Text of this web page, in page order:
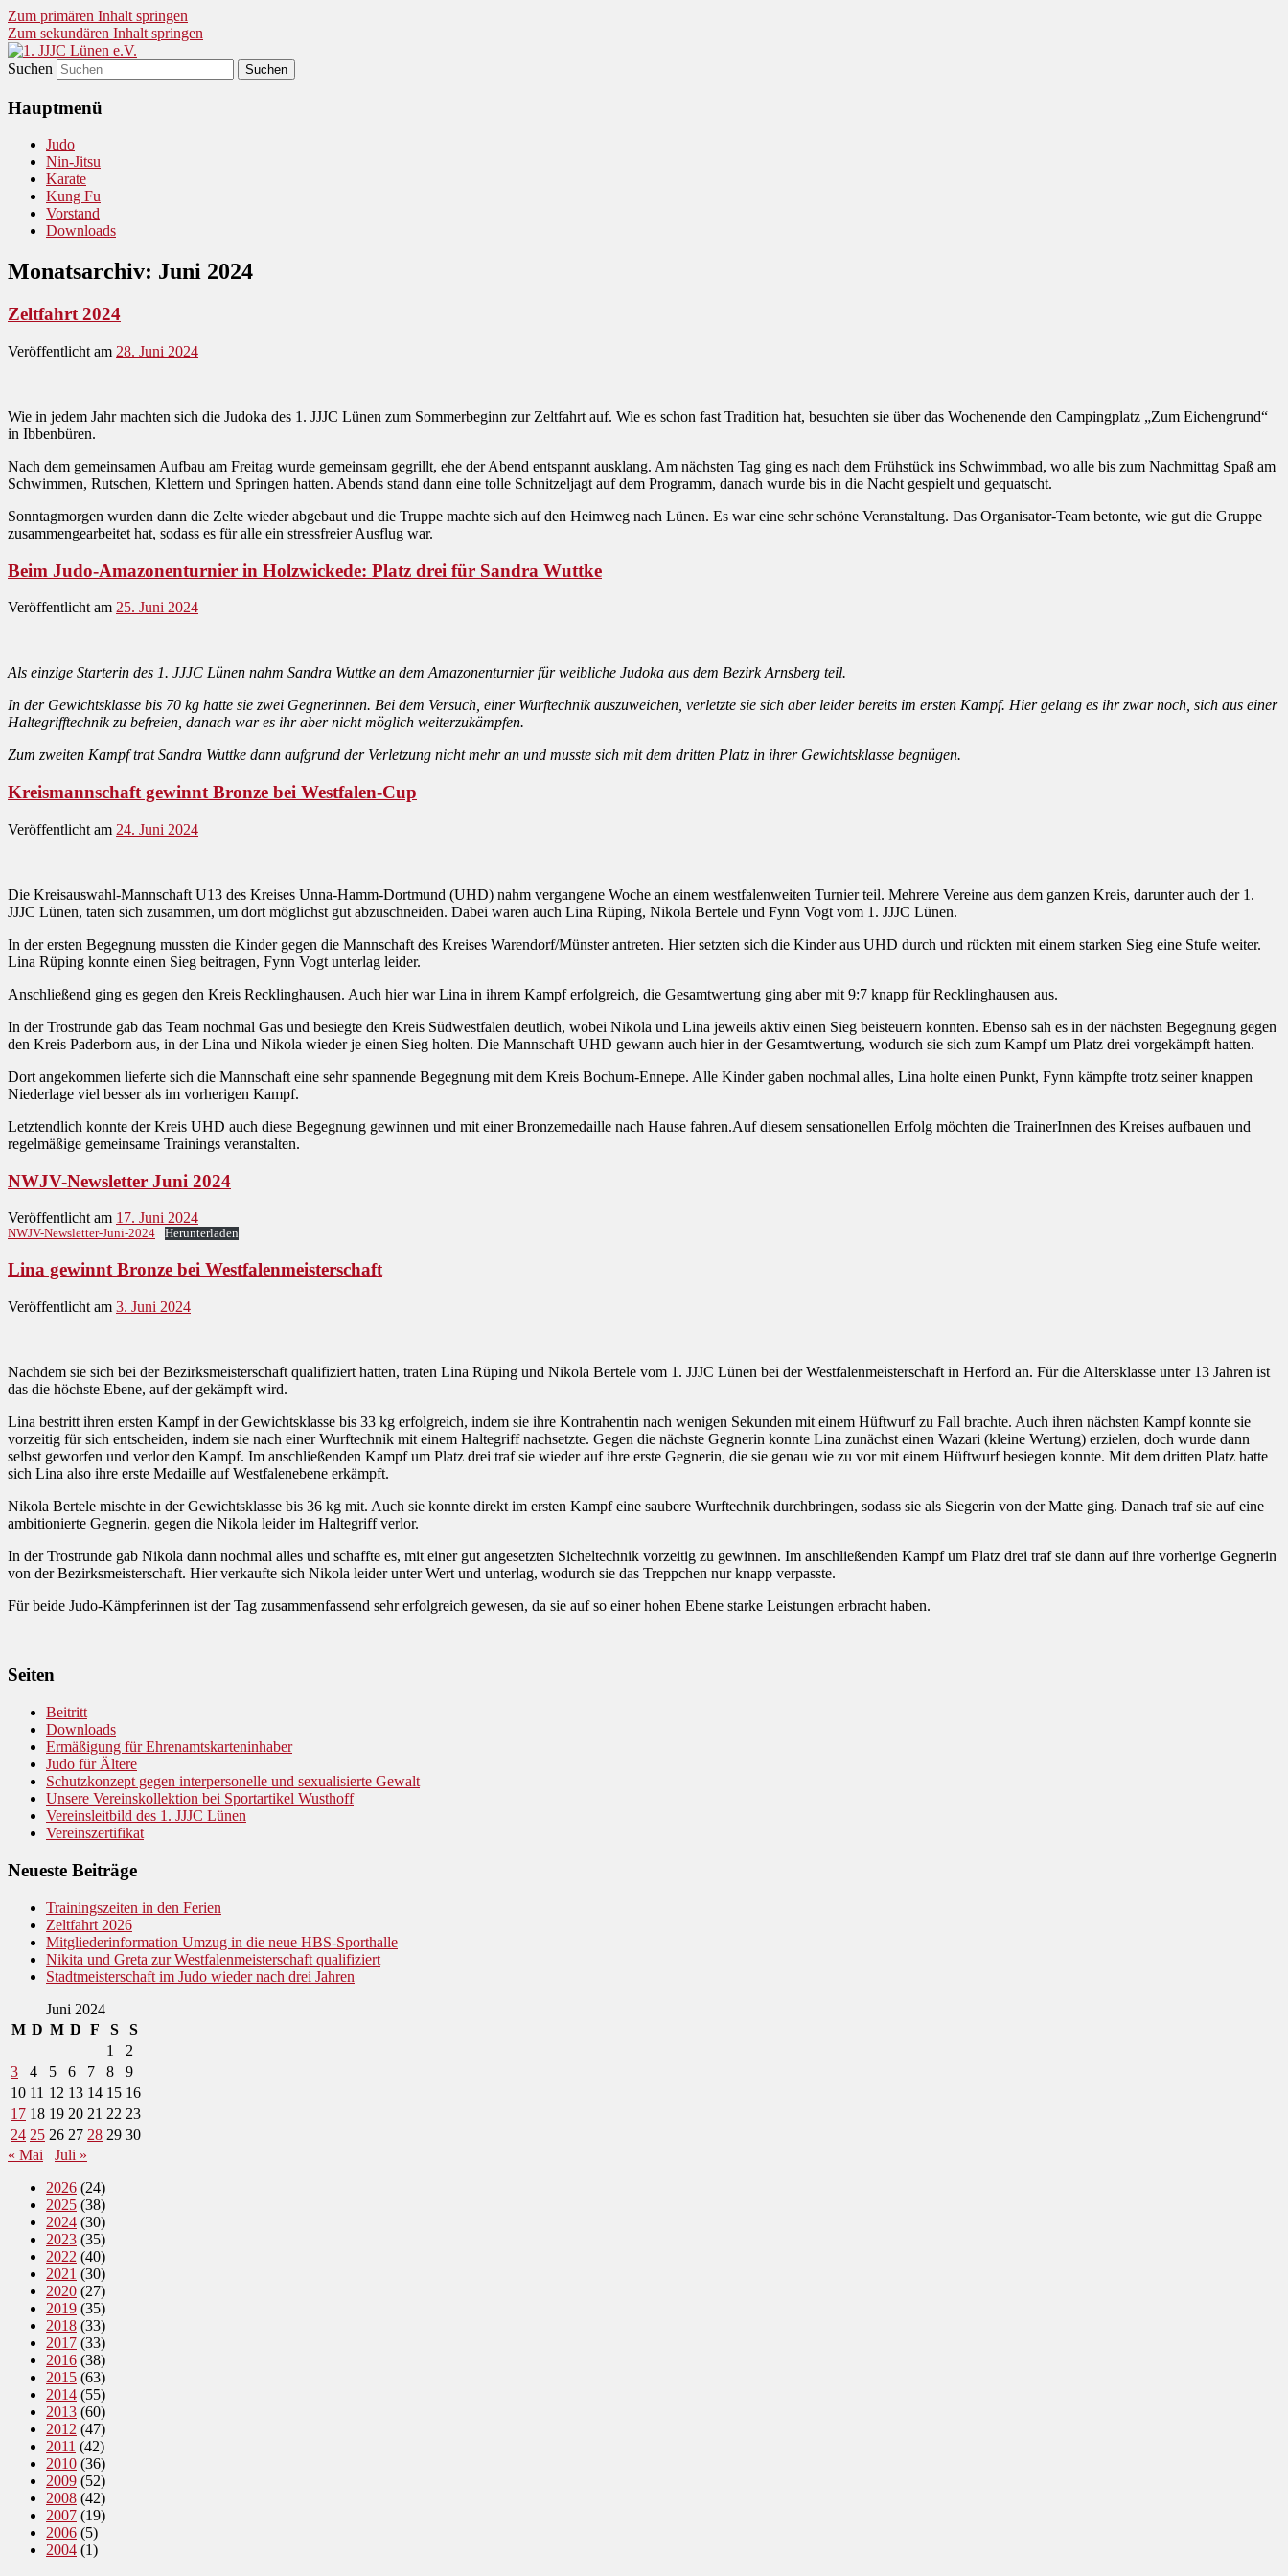
Zum primären Inhalt springen
Zum sekundären Inhalt springen
1. JJJC Lünen e.V.
Judo und Ninjitsu
Suchen
Hauptmenü
Judo
Nin-Jitsu
Karate
Kung Fu
Vorstand
Downloads
Monatsarchiv: Juni 2024
Zeltfahrt 2024
Veröffentlicht am 28. Juni 2024
Wie in jedem Jahr machten sich die Judoka des 1. JJJC Lünen zum Sommerbeginn zur Zeltfahrt auf. Wie es schon fast Tradition hat, besuchten sie über das Wochenende den Campingplatz „Zum Eichengrund“
in Ibbenbüren.
Nach dem gemeinsamen Aufbau am Freitag wurde gemeinsam gegrillt, ehe der Abend entspannt ausklang. Am nächsten Tag ging es nach dem Frühstück ins Schwimmbad, wo alle bis zum Nachmittag Spaß am
Schwimmen, Rutschen, Klettern und Springen hatten. Abends stand dann eine tolle Schnitzeljagt auf dem Programm, danach wurde bis in die Nacht gespielt und gequatscht.
Sonntagmorgen wurden dann die Zelte wieder abgebaut und die Truppe machte sich auf den Heimweg nach Lünen. Es war eine sehr schöne Veranstaltung. Das Organisator-Team betonte, wie gut die Gruppe
zusammengearbeitet hat, sodass es für alle ein stressfreier Ausflug war.
Beim Judo-Amazonenturnier in Holzwickede: Platz drei für Sandra Wuttke
Veröffentlicht am 25. Juni 2024
Als einzige Starterin des 1. JJJC Lünen nahm Sandra Wuttke an dem Amazonenturnier für weibliche Judoka aus dem Bezirk Arnsberg teil.
In der Gewichtsklasse bis 70 kg hatte sie zwei Gegnerinnen. Bei dem Versuch, einer Wurftechnik auszuweichen, verletzte sie sich aber leider bereits im ersten Kampf. Hier gelang es ihr zwar noch, sich aus einer
Haltegrifftechnik zu befreien, danach war es ihr aber nicht möglich weiterzukämpfen.
Zum zweiten Kampf trat Sandra Wuttke dann aufgrund der Verletzung nicht mehr an und musste sich mit dem dritten Platz in ihrer Gewichtsklasse begnügen.
Kreismannschaft gewinnt Bronze bei Westfalen-Cup
Veröffentlicht am 24. Juni 2024
Die Kreisauswahl-Mannschaft U13 des Kreises Unna-Hamm-Dortmund (UHD) nahm vergangene Woche an einem westfalenweiten Turnier teil. Mehrere Vereine aus dem ganzen Kreis, darunter auch der 1.
JJJC Lünen, taten sich zusammen, um dort möglichst gut abzuschneiden. Dabei waren auch Lina Rüping, Nikola Bertele und Fynn Vogt vom 1. JJJC Lünen.
In der ersten Begegnung mussten die Kinder gegen die Mannschaft des Kreises Warendorf/Münster antreten. Hier setzten sich die Kinder aus UHD durch und rückten mit einem starken Sieg eine Stufe weiter.
Lina Rüping konnte einen Sieg beitragen, Fynn Vogt unterlag leider.
Anschließend ging es gegen den Kreis Recklinghausen. Auch hier war Lina in ihrem Kampf erfolgreich, die Gesamtwertung ging aber mit 9:7 knapp für Recklinghausen aus.
In der Trostrunde gab das Team nochmal Gas und besiegte den Kreis Südwestfalen deutlich, wobei Nikola und Lina jeweils aktiv einen Sieg beisteuern konnten. Ebenso sah es in der nächsten Begegnung gegen
den Kreis Paderborn aus, in der Lina und Nikola wieder je einen Sieg holten. Die Mannschaft UHD gewann auch hier in der Gesamtwertung, wodurch sie sich zum Kampf um Platz drei vorgekämpft hatten.
Dort angekommen lieferte sich die Mannschaft eine sehr spannende Begegnung mit dem Kreis Bochum-Ennepe. Alle Kinder gaben nochmal alles, Lina holte einen Punkt, Fynn kämpfte trotz seiner knappen
Niederlage viel besser als im vorherigen Kampf.
Letztendlich konnte der Kreis UHD auch diese Begegnung gewinnen und mit einer Bronzemedaille nach Hause fahren.Auf diesem sensationellen Erfolg möchten die TrainerInnen des Kreises aufbauen und
regelmäßige gemeinsame Trainings veranstalten.
NWJV-Newsletter Juni 2024
Veröffentlicht am 17. Juni 2024
NWJV-Newsletter-Juni-2024 Herunterladen
Lina gewinnt Bronze bei Westfalenmeisterschaft
Veröffentlicht am 3. Juni 2024
Nachdem sie sich bei der Bezirksmeisterschaft qualifiziert hatten, traten Lina Rüping und Nikola Bertele vom 1. JJJC Lünen bei der Westfalenmeisterschaft in Herford an. Für die Altersklasse unter 13 Jahren ist
das die höchste Ebene, auf der gekämpft wird.
Lina bestritt ihren ersten Kampf in der Gewichtsklasse bis 33 kg erfolgreich, indem sie ihre Kontrahentin nach wenigen Sekunden mit einem Hüftwurf zu Fall brachte. Auch ihren nächsten Kampf konnte sie
vorzeitig für sich entscheiden, indem sie nach einer Wurftechnik mit einem Haltegriff nachsetzte. Gegen die nächste Gegnerin konnte Lina zunächst einen Wazari (kleine Wertung) erzielen, doch wurde dann
selbst geworfen und verlor den Kampf. Im anschließenden Kampf um Platz drei traf sie wieder auf ihre erste Gegnerin, die sie genau wie zu vor mit einem Hüftwurf besiegen konnte. Mit dem dritten Platz hatte
sich Lina also ihre erste Medaille auf Westfalenebene erkämpft.
Nikola Bertele mischte in der Gewichtsklasse bis 36 kg mit. Auch sie konnte direkt im ersten Kampf eine saubere Wurftechnik durchbringen, sodass sie als Siegerin von der Matte ging. Danach traf sie auf eine
ambitionierte Gegnerin, gegen die Nikola leider im Haltegriff verlor.
In der Trostrunde gab Nikola dann nochmal alles und schaffte es, mit einer gut angesetzten Sicheltechnik vorzeitig zu gewinnen. Im anschließenden Kampf um Platz drei traf sie dann auf ihre vorherige Gegnerin
von der Bezirksmeisterschaft. Hier verkaufte sich Nikola leider unter Wert und unterlag, wodurch sie das Treppchen nur knapp verpasste.
Für beide Judo-Kämpferinnen ist der Tag zusammenfassend sehr erfolgreich gewesen, da sie auf so einer hohen Ebene starke Leistungen erbracht haben.
Seiten
Beitritt
Downloads
Ermäßigung für Ehrenamtskarteninhaber
Judo für Ältere
Schutzkonzept gegen interpersonelle und sexualisierte Gewalt
Unsere Vereinskollektion bei Sportartikel Wusthoff
Vereinsleitbild des 1. JJJC Lünen
Vereinszertifikat
Neueste Beiträge
Trainingszeiten in den Ferien
Zeltfahrt 2026
Mitgliederinformation Umzug in die neue HBS-Sporthalle
Nikita und Greta zur Westfalenmeisterschaft qualifiziert
Stadtmeisterschaft im Judo wieder nach drei Jahren
Juni 2024
M D M D F S
S
1
2
3
4 5 6 7 8
9
10 11 12 13 14 15 16
17 18 19 20 21 22 23
24 25 26 27 28 29 30
« Mai
Juli »
2026 (24)
2025 (38)
2024 (30)
2023 (35)
2022 (40)
2021 (30)
2020 (27)
2019 (35)
2018 (33)
2017 (33)
2016 (38)
2015 (63)
2014 (55)
2013 (60)
2012 (47)
2011 (42)
2010 (36)
2009 (52)
2008 (42)
2007 (19)
2006 (5)
2004 (1)